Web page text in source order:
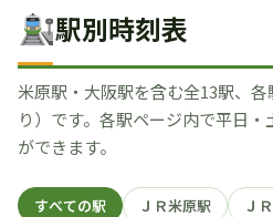
駅別時刻表
米原駅・大阪駅を含む全13駅、
り）です。各駅ページ内で平日
ができます。
すべての駅 ＪＲ米原駅 Ｊ